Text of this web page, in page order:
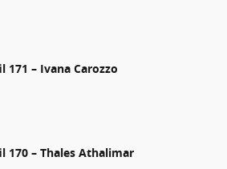
171 – Ivana Carozzo
170 – Thales Athalimar